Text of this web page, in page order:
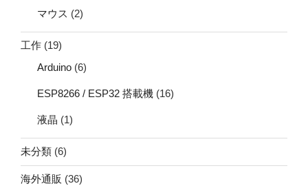
マウス (2)
工作 (19)
Arduino (6)
ESP8266 / ESP32 搭載機 (16)
液晶 (1)
未分類 (6)
海外通販 (36)